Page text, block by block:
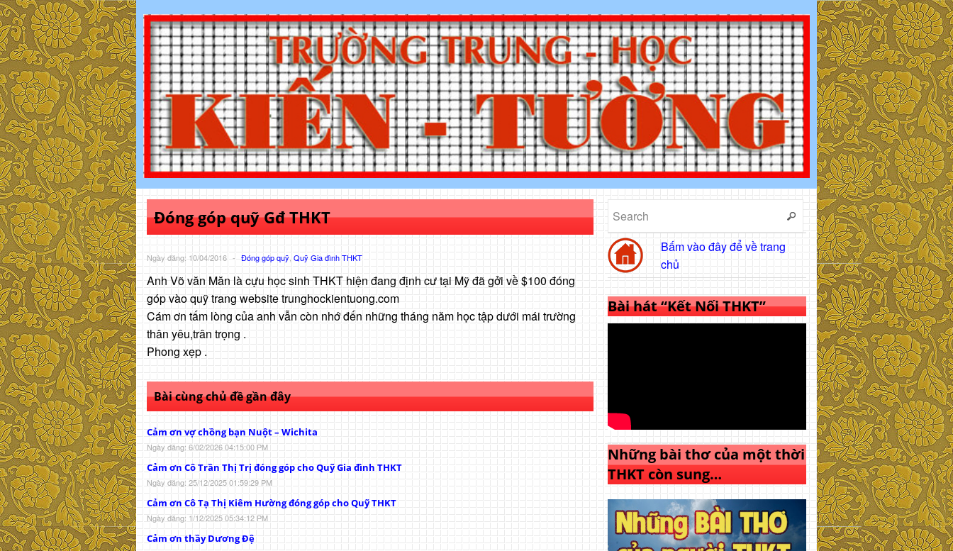
Đóng góp quỹ Gđ THKT
Ngày đăng: 10/04/2016 - Đóng góp quỹ Quỹ Gia đình THKT
Anh Võ văn Măn là cựu học sinh THKT hiện đang định cư tại Mỹ đã gởi về $100 đóng
góp vào quỹ trang website trunghockientuong.com
Cám ơn tấm lòng của anh vẫn còn nhớ đến những tháng năm học tập dưới mái trường
thân yêu,trân trọng .
Phong xẹp .
Bài cùng chủ đề gần đây
Cảm ơn vợ chồng bạn Nuột – Wichita
Ngày đăng: 6/02/2026 04:15:00 PM
Cảm ơn Cô Trần Thị Trị đóng góp cho Quỹ Gia đình THKT
Ngày đăng: 25/12/2025 01:59:29 PM
Cảm ơn Cô Tạ Thị Kiêm Hường đóng góp cho Quỹ THKT
Ngày đăng: 1/12/2025 05:34:12 PM
Cảm ơn thầy Dương Đệ
Bấm vào đây để về trang
chủ
Bài hát “Kết Nối THKT”
Những bài thơ của một thời
THKT còn sung…